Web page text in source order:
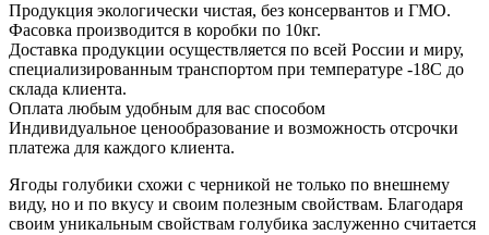
Продукция экологически чистая, без консервантов и ГМО.
Фасовка производится в коробки по 10кг.
Доставка продукции осуществляется по всей России и миру,
специализированным транспортом при температуре -18С до
склада клиента.
Оплата любым удобным для вас способом
Индивидуальное ценообразование и возможность отсрочки
платежа для каждого клиента.
Ягоды голубики схожи с черникой не только по внешнему
виду, но и по вкусу и своим полезным свойствам. Благодаря
своим уникальным свойствам голубика заслуженно считается